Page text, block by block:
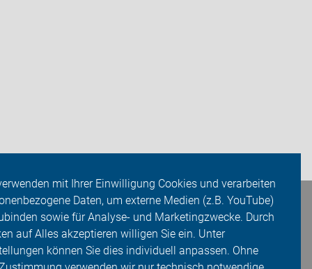
mit Ihrer Einwilligung Cookies und verarbeiten
Daten, um externe Medien (z.B. YouTube)
sowie für Analyse- und Marketingzwecke. Durch
auf Alles akzeptieren willigen Sie ein. Unter
können Sie dies individuell anpassen. Ohne